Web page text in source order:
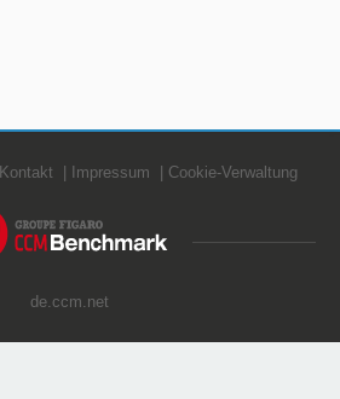
Kontakt Impressum Cookie-Verwaltung
de.ccm.net